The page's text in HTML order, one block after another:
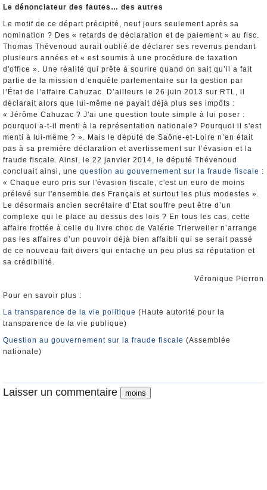
Le dénonciateur des fautes… des autres
Le motif de ce départ précipité, neuf jours seulement après sa
nomination ? Des « retards de déclaration et de paiement » au fisc.
Thomas Thévenoud aurait oublié de déclarer ses revenus pendant
plusieurs années et « est soumis à une procédure de taxation
d'office ». Une réalité qui prête à sourire quand on sait qu’il a fait
partie de la mission d’enquête parlementaire sur la gestion par
l’État de l’affaire Cahuzac. D’ailleurs le 26 juin 2013 sur RTL, il
déclarait alors que lui-même ne payait déjà plus ses impôts :
« Jérôme Cahuzac ? J'ai une question toute simple à lui poser :
pourquoi a-t-il menti à la représentation nationale? Pourquoi il s'est
menti à lui-même ? ». Mais le député de Saône-et-Loire n’en était
pas à sa première déclaration et avertissement sur l’évasion et la
fraude fiscale. Ainsi, le 22 janvier 2014, le député Thévenoud
concluait ainsi, une question au gouvernement sur la fraude fiscale :
« Chaque euro pris sur l'évasion fiscale, c'est un euro de moins
prélevé sur l'ensemble des Français et surtout les plus modestes ».
Le désormais ancien secrétaire d’Etat souffre peut être d’un
complexe qui le place au dessus des lois ? En tous les cas, cette
affaire frottée à celle du livre choc de Valérie Trierweiler n’arrange
pas les affaires d’un pouvoir déjà bien affaibli qui se serait passé
de ce nouveau fait divers qui entache un peu plus sa réputation et
sa crédibilité.
Véronique Pierron
Pour en savoir plus :
La transparence de la vie politique (Haute autorité pour la
transparence de la vie publique)
Question au gouvernement sur la fraude fiscale (Assemblée
nationale)
Laisser un commentaire